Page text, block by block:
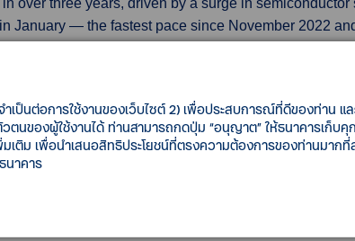
over three years, driven by a surge in
January — the fastest pace since November 2022
jumped nearly 40%, including a 51.7% rise in exports
pressures recede
of last year — its highest level since early 2021
labour market. Regular private-sector pay growth,
fell by 11,000 in January, extending the annual
softer earnings
by strong capital and liquidity buffers. In Q4
ำเป็นต่อการใช้งานของเว็บไซต์ 2) เพื่อประสบการณ์ที่ดีของท่าน แ
วตนของผู้ใช้งานได้ ท่านสามารถกดปุ่ม “อนุญาต” ให้ธนาคารเก็บคุ
เติม เพื่อนำเสนอสิทธิประโยชน์ที่ตรงความต้องการของท่านมากที่
าคาร